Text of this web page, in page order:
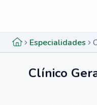
Especialidades
Clínico